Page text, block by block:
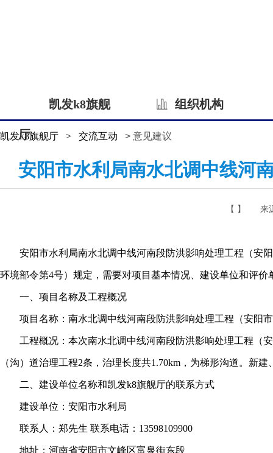
凯发k8旗舰
厅
组织机构
凯发k8旗舰厅 > 交流互动 > 意见建议
安阳市水利局南水北调中线河
【 】 来
安阳市水利局南水北调中线河南段防洪影响处理工程（安阳
环境部令第4号）规定，需要对项目基本情况、建设单位和评
一、项目名称及工程概况
项目名称：南水北调中线河南段防洪影响处理工程（安阳
工程概况：本次南水北调中线河南段防洪影响处理工程（安
（沟）道治理工程2条，治理长度共1.70km，为梯形沟道。新
二、建设单位名称和凯发k8旗舰厅的联系方式
建设单位：安阳市水利局
联系人：郑先生 联系电话：13598109900
地址：河南省安阳市文峰区富泉街东段